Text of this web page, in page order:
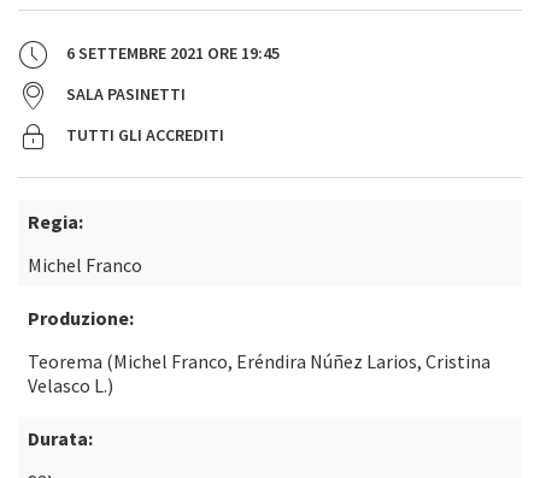
6 SETTEMBRE 2021 ORE 19:45
SALA PASINETTI
TUTTI GLI ACCREDITI
Regia:
Michel Franco
Produzione:
Teorema (Michel Franco, Eréndira Núñez Larios, Cristina
Velasco L.)
Durata: